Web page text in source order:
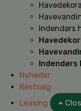
Indendørs
Indendørs
Nyheder
Restsalg
Leasing